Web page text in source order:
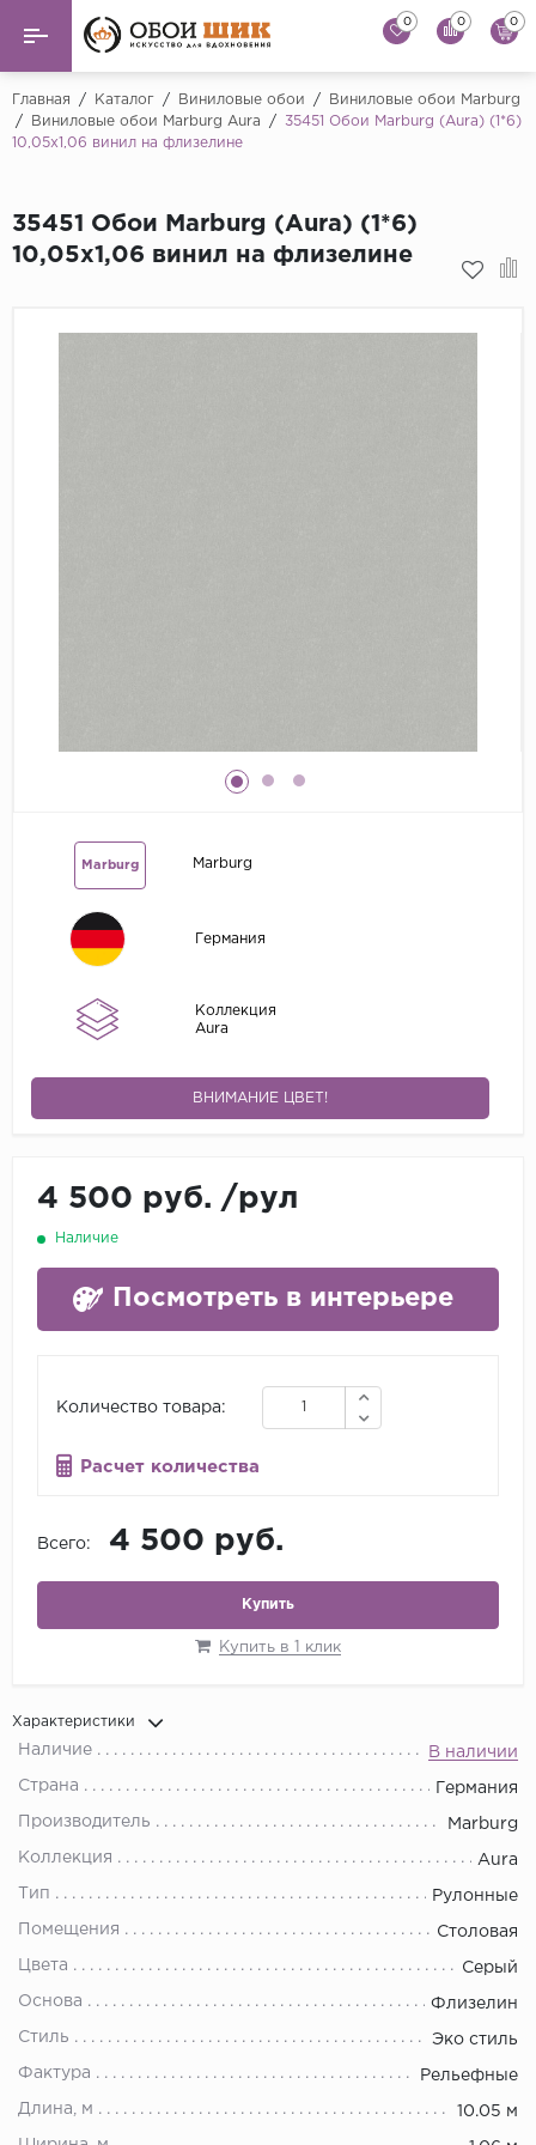
Назад
Виниловые обои
Назад
Andrea Rossi
Artsimple
Bernardo
Флоковые обои
0 0 0
Главная / Каталог / Виниловые обои /
Виниловые обои Marburg
/
Виниловые обои Marburg Aura /
35451 Обои Marburg (Aura) (1*6)
10,05x1,06 винил на флизелине
35451 Обои Marburg (Aura) (1*6)
10,05x1,06 винил на флизелине
Marburg Marburg
Германия
Коллекция
Aura
ВНИМАНИЕ ЦВЕТ!
4 500 руб. /рул
Наличие
Посмотреть в интерьере
Количество товара:
Расчет количества
Всего: 4 500 руб.
Купить
Купить в 1 клик
Характеристики
Наличие В наличии
Страна Германия
Производитель Marburg
Коллекция Aura
Тип Рулонные
Помещения Столовая
Цвета Серый
Основа Флизелин
Стиль Эко стиль
Фактура Рельефные
Длина, м 10.05 м